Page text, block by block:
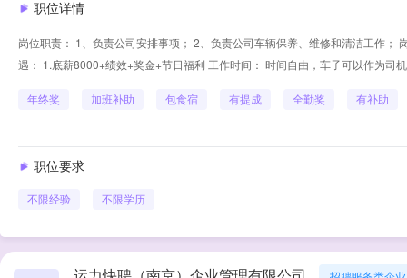
职位详情
岗位职责： 1、负责公司安排事项； 2、负责公司车辆保养、维修和清洁工作
遇： 1.底薪8000+绩效+奖金+节日福利 工作时间： 时间自由，车子可以作为司
年终奖 加班补助 包食宿 有提成 全勤奖 有补助
职位要求
不限经验 不限学历